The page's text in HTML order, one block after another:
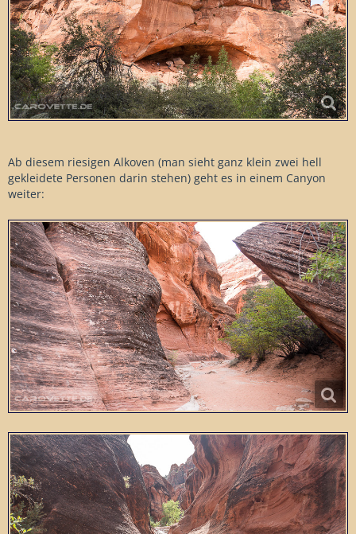
Ab diesem riesigen Alkoven (man sieht ganz klein zwei hell
gekleidete Personen darin stehen) geht es in einem Canyon
weiter: